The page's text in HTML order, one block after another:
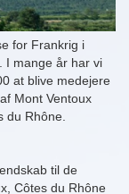
for Frankrig i
I mange år har vi
at blive medejere
Mont Ventoux
du Rhône.
til de
Côtes du Rhône